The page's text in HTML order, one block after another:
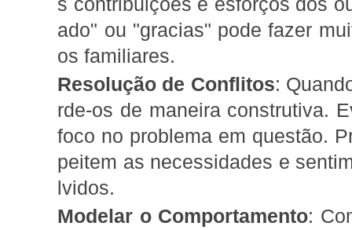
ado" ou "gracias" pode fazer
os familiares.
Resolução de Conflitos:
rde-os de maneira construtiva.
foco no problema em questão.
peitem as necessidades e
lvidos.
Modelar o Comportamento: